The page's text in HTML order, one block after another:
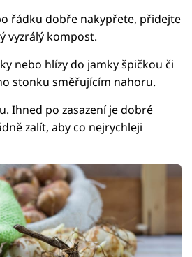
řádku dobře nakypřete, přidejte
vyzrálý kompost.
nebo hlízy do jamky špičkou či
stonku směřujícím nahoru.
Ihned po zasazení je dobré
zalít, aby co nejrychleji